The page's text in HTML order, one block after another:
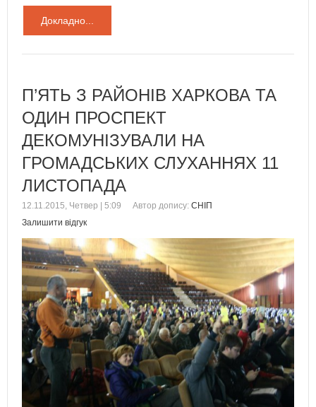
Докладно...
П’ЯТЬ З РАЙОНІВ ХАРКОВА ТА
ОДИН ПРОСПЕКТ
ДЕКОМУНІЗУВАЛИ НА
ГРОМАДСЬКИХ СЛУХАННЯХ 11
ЛИСТОПАДА
12.11.2015, Четвер | 5:09 Автор допису: СНІП
Залишити відгук